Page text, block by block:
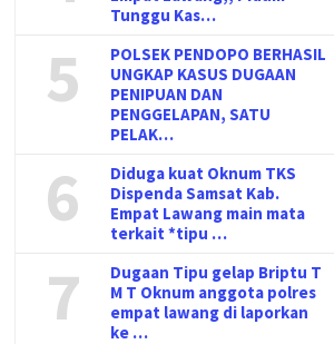
Tunggu Kas…
5
POLSEK PENDOPO BERHASIL
UNGKAP KASUS DUGAAN
PENIPUAN DAN
PENGGELAPAN, SATU
PELAK…
6
Diduga kuat Oknum TKS
Dispenda Samsat Kab.
Empat Lawang main mata
terkait *tipu …
7
Dugaan Tipu gelap Briptu T
M T Oknum anggota polres
empat lawang di laporkan
ke …